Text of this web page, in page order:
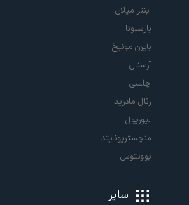
اینتر میلان
بارسلونا
بایرن مونیخ
آرسنال
چلسی
رئال مادرید
لیورپول
منچستریونایتد
یوونتوس
سایر